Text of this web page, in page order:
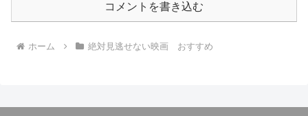
コメントを書き込む
ホーム 絶対見逃せない映画 おすすめ